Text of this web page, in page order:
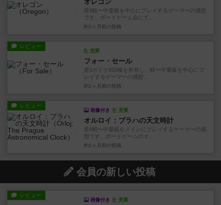
星8軽〜中量級を中心にプレイするゲーマーの感想
です。ボードゲーム会にて...
約1ヶ月前 の投稿
レビュー
充実
フォー・セール
星5ボドゲ600種を所有し、軽〜中量級を中心にプ
レイするゲーマーの感想...
約1ヶ月前 の投稿
レビュー
画像付き 充実
オルロイ：プラハの天文時計
星6軽〜中量級をメインにプレイするゲーマーの感
想です。ボードゲームのオ...
約1ヶ月前 の投稿
会員の新しい投稿
レビュー
画像付き 充実